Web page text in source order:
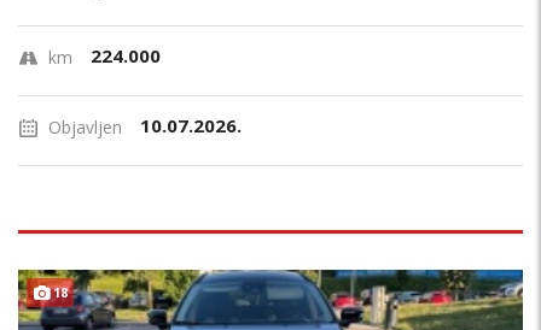
km 224.000
Objavljen 10.07.2026.
18